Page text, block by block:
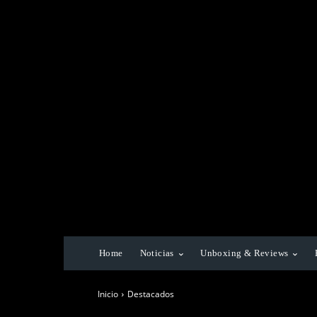
Home Noticias Unboxing & Reviews
Inicio Destacados